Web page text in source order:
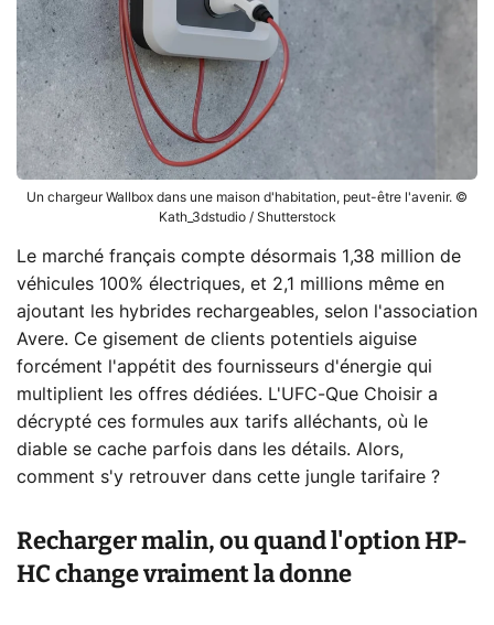
Un chargeur Wallbox dans une maison d'habitation, peut-être l'avenir. ©
Kath_3dstudio / Shutterstock
Le marché français compte désormais 1,38 million de
véhicules 100% électriques, et 2,1 millions même en
ajoutant les hybrides rechargeables, selon l'association
Avere. Ce gisement de clients potentiels aiguise
forcément l'appétit des fournisseurs d'énergie qui
multiplient les offres dédiées. L'UFC-Que Choisir a
décrypté ces formules aux tarifs alléchants, où le
diable se cache parfois dans les détails. Alors,
comment s'y retrouver dans cette jungle tarifaire ?
Recharger malin, ou quand l'option HP-
HC change vraiment la donne